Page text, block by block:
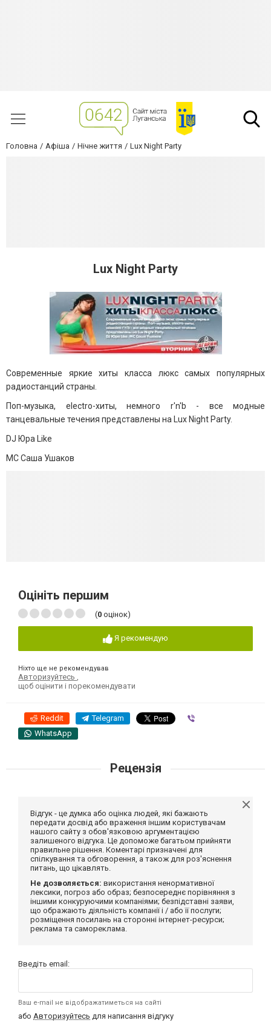
Головна Афіша Нічне життя Lux Night Party
Lux Night Party
Современные яркие хиты класса люкс самых популярных
радиостанций страны.
Поп-музыка, electro-хиты, немного r'n'b - все модные
танцевальные течения представлены на Lux Night Party.
DJ Юра Like
MC Саша Ушаков
Оцініть першим
(0 оцінок)
Я рекомендую
Ніхто ще не рекомендував
Авторизуйтесь
щоб оцінити і порекомендувати
Reddit Telegram
WhatsApp
Рецензія
Відгук - це думка або оцінка людей, які бажають
передати досвід або враження іншим користувачам
нашого сайту з обов'язковою аргументацією
залишеного відгука. Це допоможе багатьом прийняти
правильне рішення. Коментарі призначені для
спілкування та обговорення, а також для роз'яснення
питань, що цікавлять.
Не дозволяється: використання ненормативної
лексики, погроз або образ; безпосереднє порівняння з
іншими конкуруючими компаніями; безпідставні заяви,
що ображають діяльність компанії і / або її послуги;
розміщення посилань на сторонні інтернет-ресурси;
реклама та самореклама.
Введіть email:
Ваш e-mail не відображатиметься на сайті
або Авторизуйтесь для написання відгуку